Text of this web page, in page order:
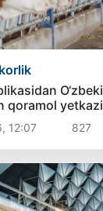
qoramol
12:07 827